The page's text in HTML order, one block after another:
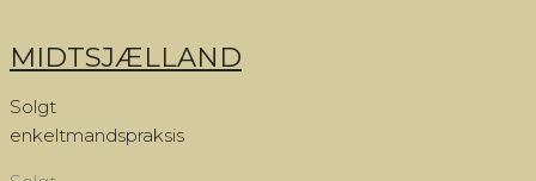
MIDTSJÆLLAND
Solgt
enkeltmandspraksis